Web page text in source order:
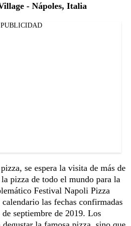
- Nápoles, Italia
PUBLICIDAD
se espera la visita de más de
pizza de todo el mundo para la
Festival Napoli Pizza
las fechas confirmadas
septiembre de 2019. Los